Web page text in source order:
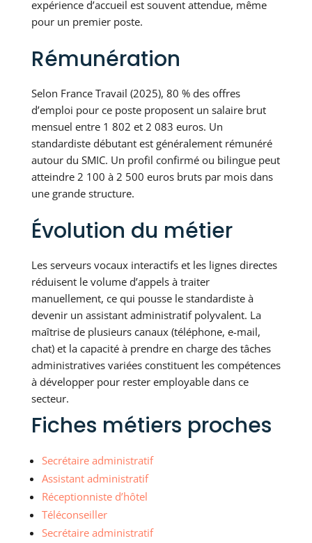
expérience d’accueil est souvent attendue, même
pour un premier poste.
Rémunération
Selon France Travail (2025), 80 % des offres
d’emploi pour ce poste proposent un salaire brut
mensuel entre 1 802 et 2 083 euros. Un
standardiste débutant est généralement rémunéré
autour du SMIC. Un profil confirmé ou bilingue peut
atteindre 2 100 à 2 500 euros bruts par mois dans
une grande structure.
Évolution du métier
Les serveurs vocaux interactifs et les lignes directes
réduisent le volume d’appels à traiter
manuellement, ce qui pousse le standardiste à
devenir un assistant administratif polyvalent. La
maîtrise de plusieurs canaux (téléphone, e-mail,
chat) et la capacité à prendre en charge des tâches
administratives variées constituent les compétences
à développer pour rester employable dans ce
secteur.
Fiches métiers proches
Secrétaire administratif
Assistant administratif
Réceptionniste d’hôtel
Téléconseiller
Secrétaire administratif